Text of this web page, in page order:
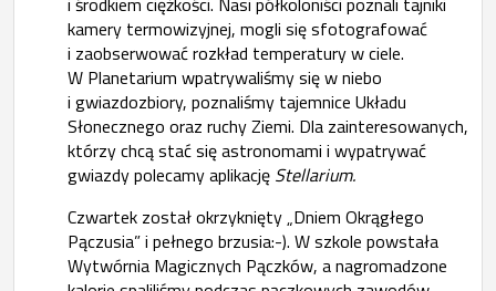
kamery termowizyjnej, mogli się sfotografować
i zaobserwować rozkład temperatury w ciele.
W Planetarium wpatrywaliśmy się w niebo
i gwiazdozbiory, poznaliśmy tajemnice Układu
Słonecznego oraz ruchy Ziemi. Dla zainteresowanych,
którzy chcą stać się astronomami i wypatrywać
gwiazdy polecamy aplikację Stellarium.
Czwartek został okrzyknięty „Dniem Okrągłego
Pączusia” i pełnego brzusia:-). W szkole powstała
Wytwórnia Magicznych Pączków, a nagromadzone